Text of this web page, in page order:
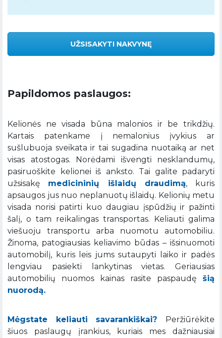
UŽSISAKYTI NAKVYNĘ
Papildomos paslaugos:
Kelionės ne visada būna malonios ir be trikdžių.
Kartais patenkame į nemalonius įvykius ar
sušlubuoja sveikata ir tai sugadina nuotaiką ar net
visas atostogas. Norėdami išvengti nesklandumų,
pasiruoškite kelionei iš anksto. Tai galite padaryti
užsisakę medicininių išlaidų draudimą, kuris
apsaugos jus nuo neplanuotų išlaidų. Kelionių metu
visada norisi patirti kuo daugiau įspūdžių ir pažinti
šalį, o tam reikalingas transportas. Keliauti galima
viešuoju transportu arba nuomotu automobiliu.
Žinoma, patogiausias keliavimo būdas – išsinuomoti
automobilį, kuris leis jums sutaupyti laiko ir padės
lengviau pasiekti lankytinas vietas. Geriausias
automobilių nuomos kainas rasite paspaudę šią
nuorodą.
Mėgstate keliauti savarankiškai?
Peržiūrėkite
šiuos paslaugų įrankius, kuriais mes dažniausiai